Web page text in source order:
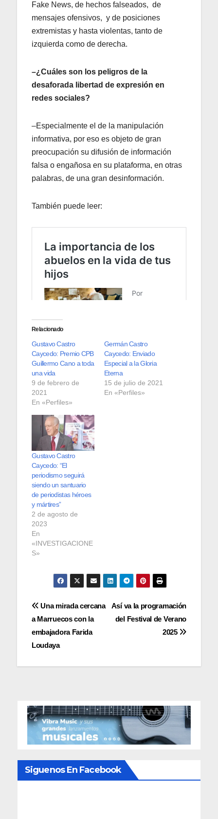
Fake News, de hechos falseados, de
mensajes ofensivos, y de posiciones
extremistas y hasta violentas, tanto de
izquierda como de derecha.
–¿Cuáles son los peligros de la
desaforada libertad de expresión en
redes sociales?
–Especialmente el de la manipulación
informativa, por eso es objeto de gran
preocupación su difusión de información
falsa o engañosa en su plataforma, en otras
palabras, de una gran desinformación.
También puede leer:
Relacionado
Gustavo Castro
Caycedo: Premio CPB
Guillermo Cano a toda
una vida
9 de febrero de
2021
En «Perfiles»
Germán Castro
Caycedo: Enviado
Especial a la Gloria
Eterna
15 de julio de 2021
En «Perfiles»
Gustavo Castro
Caycedo: “El
periodismo seguirá
siendo un santuario
de periodistas héroes
y mártires”
2 de agosto de
2023
En
«INVESTIGACIONE
S»
Navegación
de
entradas
Así va la programación
del Festival de Verano
2025
Una mirada cercana
a Marruecos con la
embajadora Farida
Loudaya
Siguenos En Facebook